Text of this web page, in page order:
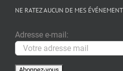
NE RATEZ AUCUN DE MES
Adresse e-mail: